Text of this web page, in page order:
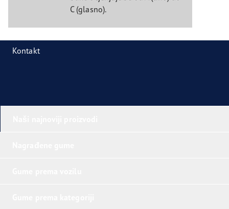
C (glasno).
Kontakt